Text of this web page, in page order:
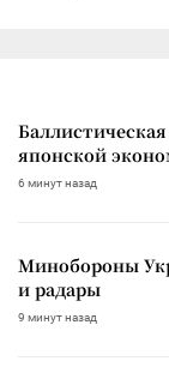
японской
6 минут назад
Минобороны
и радары
9 минут назад